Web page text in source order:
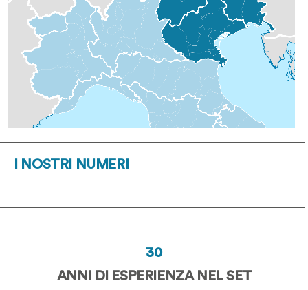
I NOSTRI NUMERI
3030
ANNI
ANNI DI ESPERIENZA NEL SETTORE